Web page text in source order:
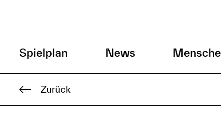
Inhalt
H
a
u
Spielplan News
Zurück